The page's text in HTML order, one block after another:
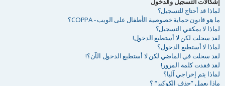
لماذا قد أحتاج للتسجيل؟
ما هو قانون حماية خصوصية الأطفال على الويب - COPPA؟
لماذا لا يمكنني التسجيل؟
لقد سجلت لكن لا أستطيع الدخول!
لماذا لا أستطيع الدخول؟
لقد سجلت في الماضي لكن لا أستطيع الدخول الآن؟!
لقد فقدت كلمة المرور!
لماذا يتم إخراجي آليا؟
ماذا يعمل ”حذف الكوكيز“ ؟